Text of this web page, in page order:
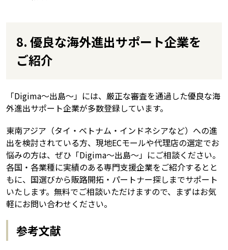
8. 優良な海外進出サポート企業を
ご紹介
「Digima〜出島〜」には、厳正な審査を通過した優良な海
外進出サポート企業が多数登録しています。
東南アジア（タイ・ベトナム・インドネシアなど）への進
出を検討されている方、現地ECモールや代理店の選定でお
悩みの方は、ぜひ「Digima〜出島〜」にご相談ください。
各国・各業種に実績のある専門支援企業をご紹介するとと
もに、国選びから販路開拓・パートナー探しまでサポート
いたします。無料でご相談いただけますので、まずはお気
軽にお問い合わせください。
参考文献